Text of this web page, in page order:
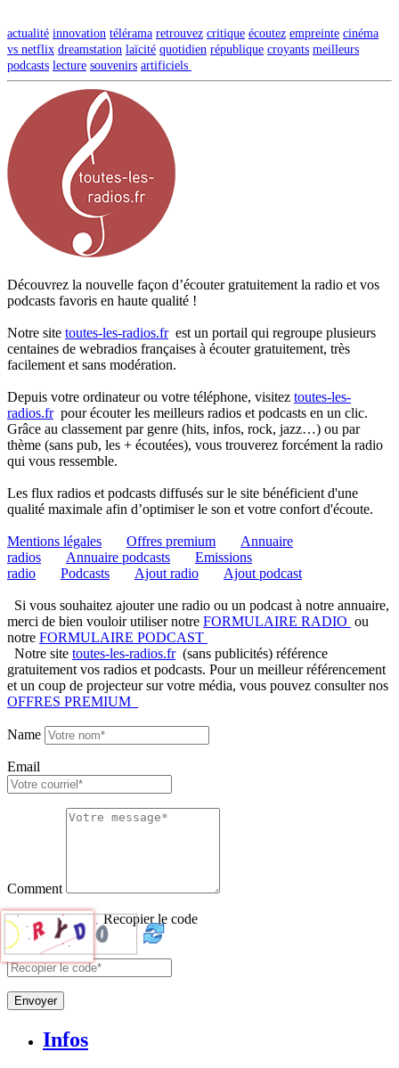
actualité innovation télérama retrouvez critique écoutez empreinte cinéma
vs netflix dreamstation laïcité quotidien république croyants meilleurs
podcasts lecture souvenirs artificiels
Découvrez la nouvelle façon d’écouter gratuitement la radio et vos
podcasts favoris en haute qualité !
Notre site toutes-les-radios.frest un portail qui regroupe plusieurs
centaines de webradios françaises à écouter gratuitement, très
facilement et sans modération.
Depuis votre ordinateur ou votre téléphone, visitez toutes-les-
radios.frpour écouter les meilleurs radios et podcasts en un clic.
Grâce au classement par genre (hits, infos, rock, jazz…) ou par
thème (sans pub, les + écoutées), vous trouverez forcément la radio
qui vous ressemble.
Les flux radios et podcasts diffusés sur le site bénéficient d'une
qualité maximale afin d’optimiser le son et votre confort d'écoute.
Mentions légales Offres premium
Annuaire
radios
Annuaire podcasts
Emissions
radio
Podcasts Ajout radio Ajout podcast
Si vous souhaitez ajouter une radio ou un podcast à notre annuaire,
merci de bien vouloir utiliser notre FORMULAIRE RADIO ou
notre FORMULAIRE PODCAST
Notre site toutes-les-radios.fr(sans publicités) référence
gratuitement vos radios et podcasts. Pour un meilleur référencement
et un coup de projecteur sur votre média, vous pouvez consulter nos
OFFRES PREMIUM
Name
Email
Comment
Recopier le code
Envoyer
Infos